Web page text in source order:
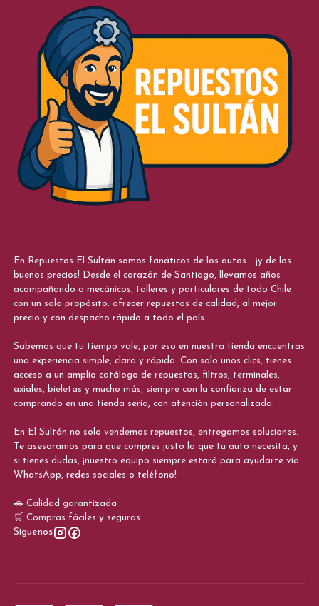
En Repuestos El Sultán somos fanáticos de los autos... ¡y de los
buenos precios! Desde el corazón de Santiago, llevamos años
acompañando a mecánicos, talleres y particulares de todo Chile
con un solo propósito: ofrecer repuestos de calidad, al mejor
precio y con despacho rápido a todo el país.
Sabemos que tu tiempo vale, por eso en nuestra tienda encuentras
una experiencia simple, clara y rápida. Con solo unos clics, tienes
acceso a un amplio catálogo de repuestos, filtros, terminales,
axiales, bieletas y mucho más, siempre con la confianza de estar
comprando en una tienda seria, con atención personalizada.
En El Sultán no solo vendemos repuestos, entregamos soluciones.
Te asesoramos para que compres justo lo que tu auto necesita, y
si tienes dudas, ¡nuestro equipo siempre estará para ayudarte vía
WhatsApp, redes sociales o teléfono!
🚗 Calidad garantizada
🛒 Compras fáciles y seguras
Síguenos